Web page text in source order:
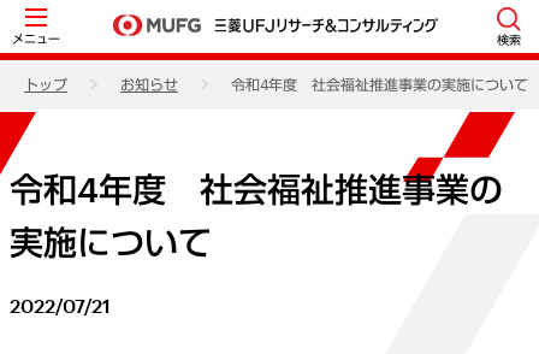
メニュー 検索
トップ お知らせ 令和4年度 社会福祉推進事業の実施について
令和4年度 社会福祉推進事業の
実施について
2022/07/21